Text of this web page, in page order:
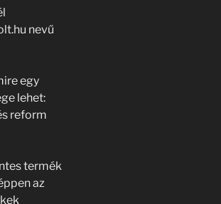
nevű
egy
lehet:
reform
termék
az